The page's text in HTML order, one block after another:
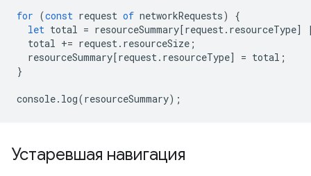
for (const request of networkRequests)
{
let total = resourceSummary[request . resourceType]
total += request . resourceSize ;
resourceSummary[request . resourceType] = total ;
}
console. log(resourceSummary);
Устаревшая навигация